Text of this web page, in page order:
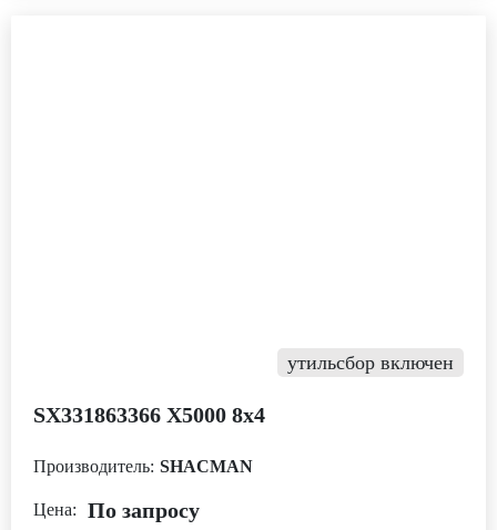
утильсбор включен
SX331863366 Х5000 8х4
Производитель: SHACMAN
Цена: По запросу